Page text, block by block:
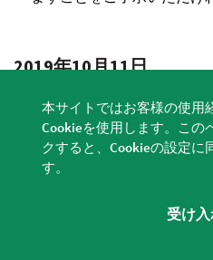
2019年10月11日
台風接近に伴う事務局休業
関東地方への台風19号の接
務局休業とさせていただき
WEBでの処方医確認は通
本サイトではお客様の使用
Cookieを使用します。この
クすると、Cookieの設定に
す。
受け